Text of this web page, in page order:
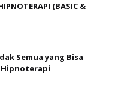
(BASIC &
Semua yang Bisa